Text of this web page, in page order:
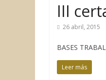
III
26 abril, 2015
BASES
Leer más